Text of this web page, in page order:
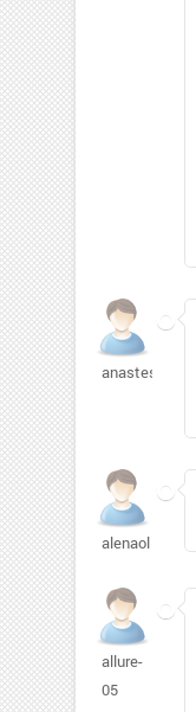
anasteshn
alenaol
allure-
05